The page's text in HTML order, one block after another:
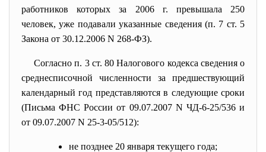
работников которых за 2006 г. превышала 250
человек, уже подавали указанные сведения (п. 7 ст. 5
Закона от 30.12.2006 N 268-ФЗ).
Согласно п. 3 ст. 80 Налогового кодекса сведения о
среднесписочной численности за предшествующий
календарный год представляются в следующие сроки
(Письма ФНС России от 09.07.2007 N ЧД-6-25/536 и
от 09.07.2007 N 25-3-05/512):
не позднее 20 января текущего года;